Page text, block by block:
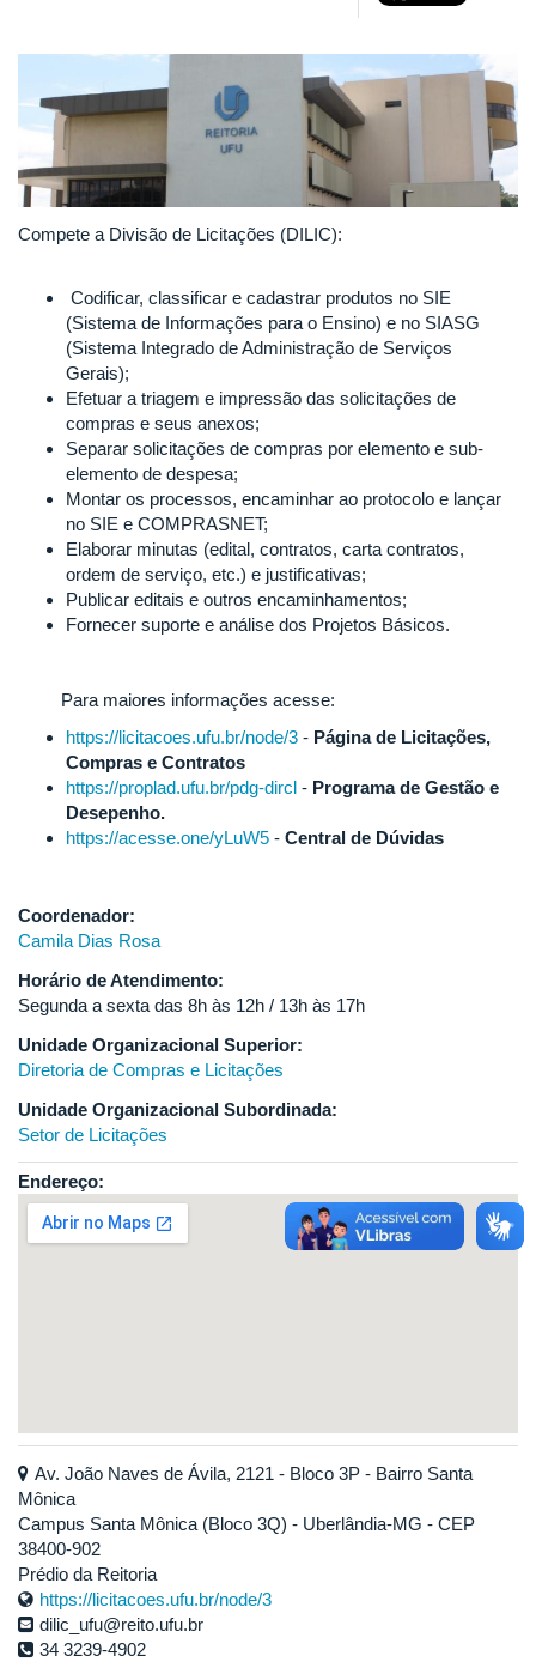
Compete a Divisão de Licitações (DILIC):
Codificar, classificar e cadastrar produtos no SIE
(Sistema de Informações para o Ensino) e no SIASG
(Sistema Integrado de Administração de Serviços
Gerais);
Efetuar a triagem e impressão das solicitações de
compras e seus anexos;
Separar solicitações de compras por elemento e sub-
elemento de despesa;
Montar os processos, encaminhar ao protocolo e lançar
no SIE e COMPRASNET;
Elaborar minutas (edital, contratos, carta contratos,
ordem de serviço, etc.) e justificativas;
Publicar editais e outros encaminhamentos;
Fornecer suporte e análise dos Projetos Básicos.
Para maiores informações acesse:
https://licitacoes.ufu.br/node/3 - Página de Licitações,
Compras e Contratos
https://proplad.ufu.br/pdg-dircl - Programa de Gestão e
Desepenho.
https://acesse.one/yLuW5 - Central de Dúvidas
Coordenador:
Camila Dias Rosa
Horário de Atendimento:
Segunda a sexta das 8h às 12h / 13h às 17h
Unidade Organizacional Superior:
Diretoria de Compras e Licitações
Unidade Organizacional Subordinada:
Setor de Licitações
Endereço:
Av. João Naves de Ávila, 2121 - Bloco 3P - Bairro Santa
Mônica
Campus Santa Mônica (Bloco 3Q) - Uberlândia-MG - CEP
38400-902
Prédio da Reitoria
https://licitacoes.ufu.br/node/3
dilic_ufu@reito.ufu.br
34 3239-4902